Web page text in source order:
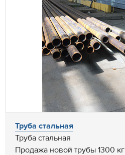
Труба стальная
Труба стальная
Продажа новой трубы 1300 кг